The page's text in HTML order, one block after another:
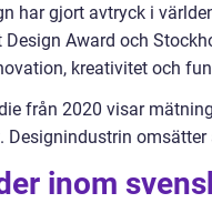
har gjort avtryck i
Design Award och
kreativitet och
från 2020 visar
Designindustrin
inom